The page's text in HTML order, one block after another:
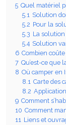
5 Quel matériel
5.1 Solution
5.2 Pour la
5.3 La solution
5.4 Solution
6 Combien
7 Qu’est-ce que
8 Où camper en
8.1 Carte des
8.2
9 Comment
10 Comment
11 Liens et